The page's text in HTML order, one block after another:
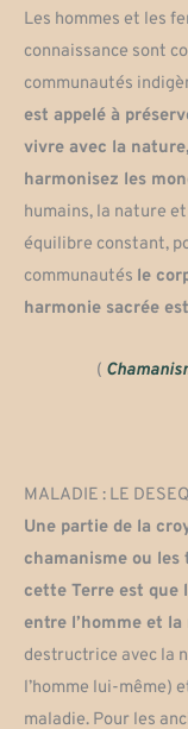
Les hommes et les
connaissance sont
communautés
est appelé à
vivre avec la
harmonisez les
humains, la nature
équilibre constant,
communautés le
harmonie sacrée
(
MALADIE : LE
Une partie de la
chamanisme ou
cette Terre est que
entre l’homme et
destructrice avec la
l’homme lui-même)
maladie. Pour les